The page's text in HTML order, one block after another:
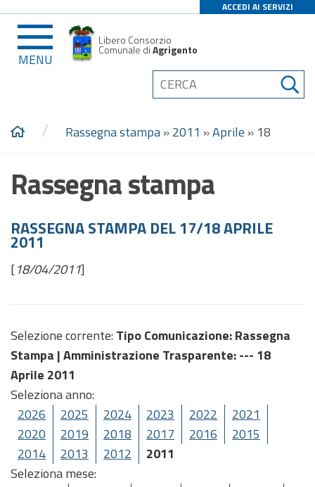
ACCEDI AI SERVIZI
MENU
Libero Consorzio
Comunale diAgrigento
/ Rassegna stampa»2011 »Aprile » 18
Rassegna stampa
RASSEGNA STAMPA DEL 17/18 APRILE
2011
[18/04/2011]
Selezione corrente: Tipo Comunicazione: Rassegna
Stampa |Amministrazione Trasparente: --- 18
Aprile 2011
Seleziona anno:
2026
2025 2024 2023 2022
2021
2020
2019 2018 2017 2016
2015
2014
2013 2012
2011
Seleziona mese: